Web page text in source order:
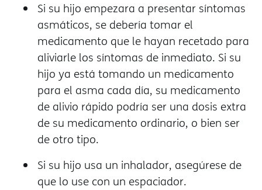
Si su hijo empezara a presentar síntomas
asmáticos, se debería tomar el
medicamento que le hayan recetado para
aliviarle los síntomas de inmediato. Si su
hijo ya está tomando un medicamento
para el asma cada día, su medicamento
de alivio rápido podría ser una dosis extra
de su medicamento ordinario, o bien ser
de otro tipo.
Si su hijo usa un inhalador, asegúrese de
que lo use con un espaciador.